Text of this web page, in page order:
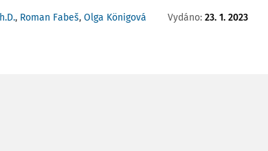
, Roman Fabeš, Olga Königová Vydáno: 23. 1. 2023